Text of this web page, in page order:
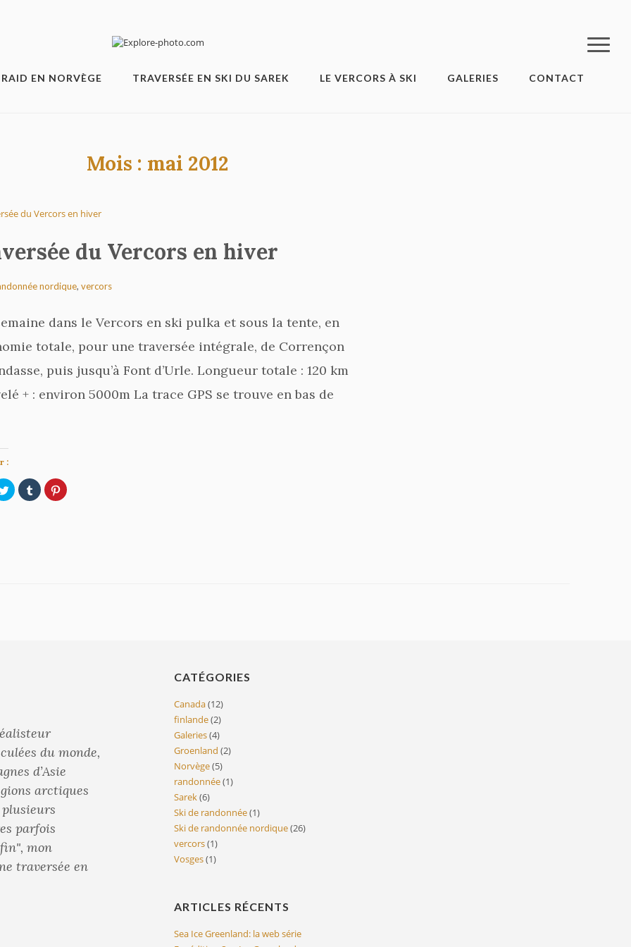
RAID EN NORVÈGE TRAVERSÉE EN SKI DU SAREK LE VERCORS À SKI GALERIES CONTACT
Mois : mai 2012
du Vercors en hiver
nordique, vercors
dans le Vercors en ski pulka et sous la tente, en
totale, pour une traversée intégrale, de Corrençon
puis jusqu’à Font d’Urle. Longueur totale : 120 km
+ : environ 5000m La trace GPS se trouve en bas de
:
Cliquez
pour
partager
Cliquez
pour
partager
Cliquez
pour
du monde,
d’Asie
arctiques
parfois
mon
traversée en
CATÉGORIES
Canada(12)
finlande(2)
Galeries(4)
Groenland (2)
Norvège(5)
randonnée(1)
Sarek(6)
Ski de randonnée(1)
Ski de randonnée nordique(26)
vercors(1)
Vosges(1)
ARTICLES RÉCENTS
Sea Ice Greenland: la web série